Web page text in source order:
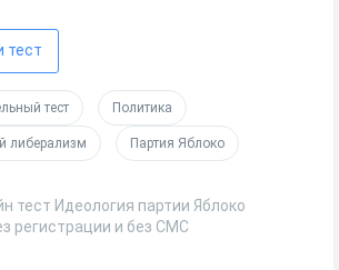
тест
тест Политика
либерализм Партия Яблоко
тест Идеология партии Яблоко
регистрации и без СМС